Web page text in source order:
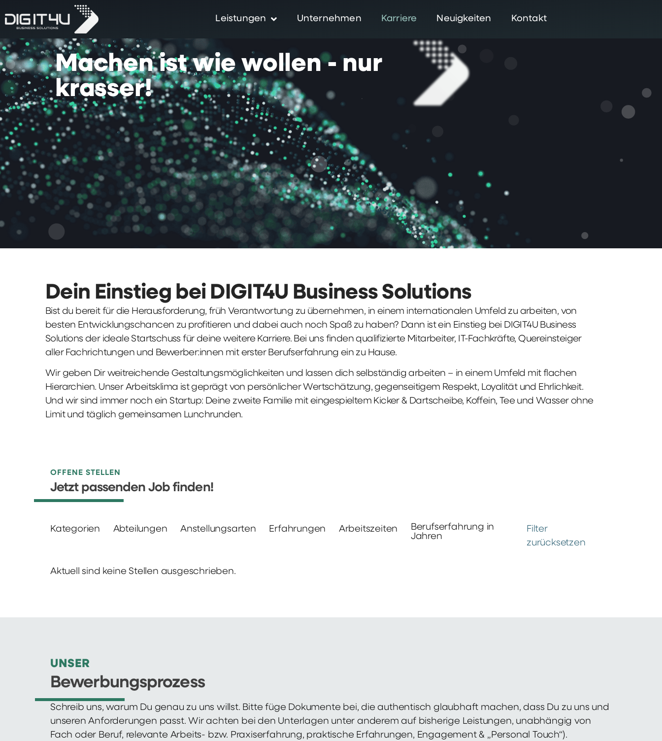
Leistungen Unternehmen Karriere Neuigkeiten Kontakt
Machen ist wie wollen - nur
krasser!
Dein Einstieg bei DIGIT4U Business Solutions
Bist du bereit für die Herausforderung, früh Verantwortung zu übernehmen, in einem internationalen Umfeld zu arbeiten, von
besten Entwicklungschancen zu profitieren und dabei auch noch Spaß zu haben? Dann ist ein Einstieg bei DIGIT4U Business
Solutions der ideale Startschuss für deine weitere Karriere. Bei uns finden qualifizierte Mitarbeiter, IT-Fachkräfte, Quereinsteiger
aller Fachrichtungen und Bewerber:innen mit erster Berufserfahrung ein zu Hause.
Wir geben Dir weitreichende Gestaltungsmöglichkeiten und lassen dich selbständig arbeiten – in einem Umfeld mit flachen
Hierarchien. Unser Arbeitsklima ist geprägt von persönlicher Wertschätzung, gegenseitigem Respekt, Loyalität und Ehrlichkeit.
Und wir sind immer noch ein Startup: Deine zweite Familie mit eingespieltem Kicker & Dartscheibe, Koffein, Tee und Wasser ohne
Limit und täglich gemeinsamen Lunchrunden.
OFFENE STELLEN
Jetzt passenden Job finden!
Kategorien Abteilungen Anstellungsarten Erfahrungen Arbeitszeiten
Berufserfahrung in
Jahren
Filter
zurücksetzen
Aktuell sind keine Stellen ausgeschrieben.
UNSER
Bewerbungsprozess
Schreib uns, warum Du genau zu uns willst. Bitte füge Dokumente bei, die authentisch glaubhaft machen, dass Du zu uns und
unseren Anforderungen passt. Wir achten bei den Unterlagen unter anderem auf bisherige Leistungen, unabhängig von
Fach oder Beruf, relevante Arbeits- bzw. Praxiserfahrung, praktische Erfahrungen, Engagement & „Personal Touch“).